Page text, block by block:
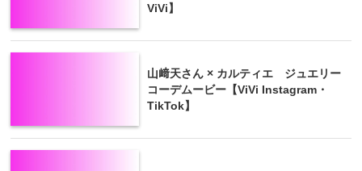
ViVi】
山﨑天さん × カルティエ ジュエリー
コーデムービー【ViVi Instagram・
TikTok】